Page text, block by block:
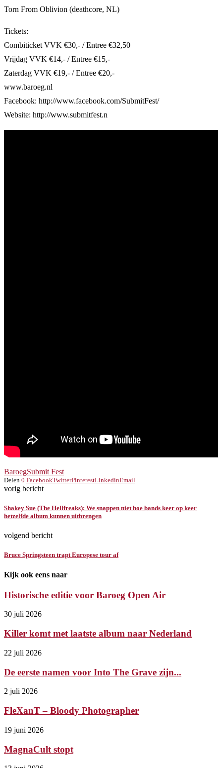
Torn From Oblivion (deathcore, NL)
Tickets:
Combiticket VVK €30,- / Entree €32,50
Vrijdag VVK €14,- / Entree €15,-
Zaterdag VVK €19,- / Entree €20,-
www.baroeg.nl
Facebook: http://www.facebook.com/SubmitFest/
Website: http://www.submitfest.n
BaroegSubmit Fest
Delen 0 FacebookTwitterPinterestLinkedinEmail
vorig bericht
Shakey Sue (The Hellfreaks): We snappen niet hoe bands keer op keer
hetzelfde album kunnen uitbrengen
volgend bericht
Bruce Springsteen trapt Europese tour af
Kijk ook eens naar
Historische editie voor Baroeg Open Air
30 juli 2026
Killer komt met laatste album naar Nederland
22 juli 2026
De eerste namen voor Into The Grave zijn...
2 juli 2026
FleXanT – Bloody Photographer
19 juni 2026
MagnaCult stopt